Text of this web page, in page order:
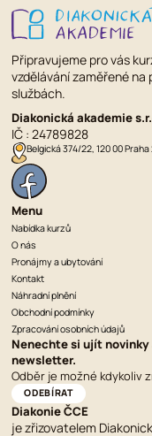
Připravujeme pro vás
vzdělávání zaměřené na
službách.
Diakonická akademie
IČ : 24789828
Belgická 374/22, 120 00 Praha
Menu
Nabídka kurzů
O nás
Pronájmy a ubytování
Kontakt
Náhradní plnění
Obchodní podmínky
Zpracování osobních údajů
Nenechte si ujít
newsletter.
Odběr je možné kdykoliv
ODEBÍRAT
Diakonie ČCE
je zřizovatelem